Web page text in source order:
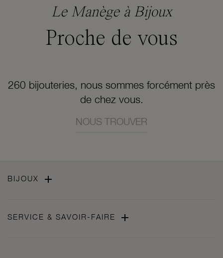
Le Manège à Bijoux
Proche de vous
260 bijouteries, nous sommes forcément près
de chez vous.
NOUS TROUVER
BIJOUX 
SERVICE & SAVOIR-FAIRE 